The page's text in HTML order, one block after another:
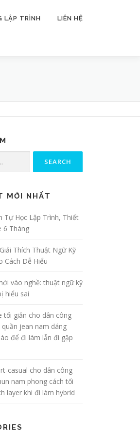
LẬP TRÌNH LIÊN HỆ
MỚI NHẤT
Tự Học Lập Trình, Thiết
6 Tháng
Thích Thuật Ngữ Kỹ
Cách Dễ Hiểu
vào nghề: thuật ngữ kỹ
hiểu sai
tối giản cho dân công
quần jean nam dáng
để đi làm lẫn đi gặp
casual cho dân công
nam phong cách tối
layer khi đi làm hybrid